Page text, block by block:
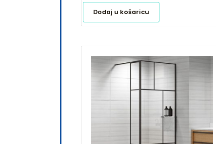
Dodaj u košaricu